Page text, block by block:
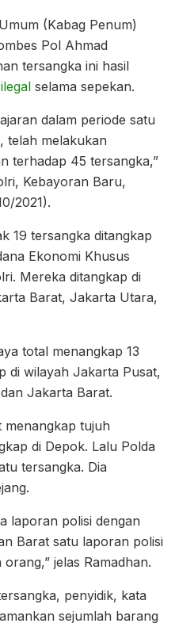
(Kabag Penum)
Pol Ahmad
tersangka ini hasil
selama sepekan.
dalam periode satu
telah melakukan
terhadap 45 tersangka,”
Kebayoran Baru,
2021).
19 tersangka ditangkap
Ekonomi Khusus
Mereka ditangkap di
Barat, Jakarta Utara,
total menangkap 13
di wilayah Jakarta Pusat,
Jakarta Barat.
menangkap tujuh
di Depok. Lalu Polda
tersangka. Dia
laporan polisi dengan
Barat satu laporan polisi
jelas Ramadhan.
penyidik, kata
sejumlah barang